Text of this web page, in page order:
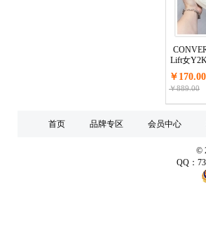
Lift女
￥170.00
￥889.00
首页 品牌专区 会员中心
©
QQ：